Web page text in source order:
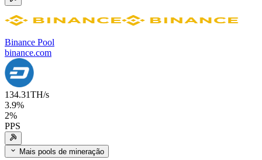
Binance Pool
binance.com
134.31TH/s
3.9%
2%
PPS
Mais pools de mineração